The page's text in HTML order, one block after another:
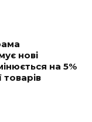
нові
на 5%
товарів